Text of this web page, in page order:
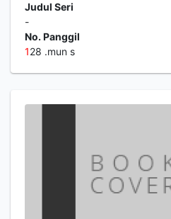
Judul Seri
-
No. Panggil
128 .mun s